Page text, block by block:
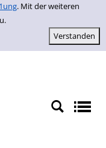
. Mit der weiteren